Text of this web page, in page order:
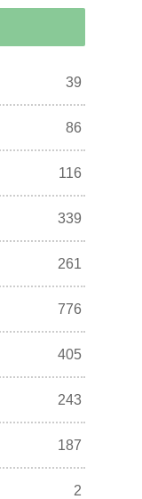
39
86
116
339
261
776
405
243
187
2